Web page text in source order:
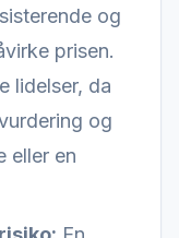
og
prisen.
lidelser, da
og
eller en